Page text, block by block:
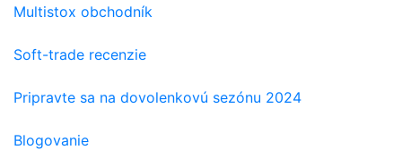
Multistox obchodník
Soft-trade recenzie
Pripravte sa na dovolenkovú sezónu 2024
Blogovanie